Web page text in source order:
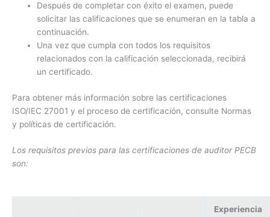
Después de completar con éxito el examen, puede
solicitar las calificaciones que se enumeran en la tabla a
continuación.
Una vez que cumpla con todos los requisitos
relacionados con la calificación seleccionada, recibirá
un certificado.
Para obtener más información sobre las certificaciones
ISO/IEC 27001 y el proceso de certificación, consulte Normas
y políticas de certificación.
Los requisitos previos para las certificaciones de auditor PECB
son:
Experiencia